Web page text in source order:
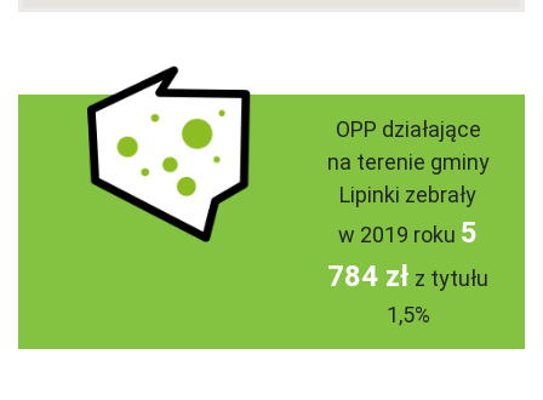
OPP działające
na terenie gminy
Lipinki zebrały
w 2019 roku 5
784 zł z tytułu
1,5%